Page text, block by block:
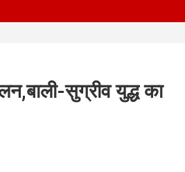
सुग्रीव युद्ध का